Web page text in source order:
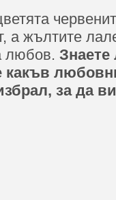
а жълтите
любов. Знаете
какъв
за да